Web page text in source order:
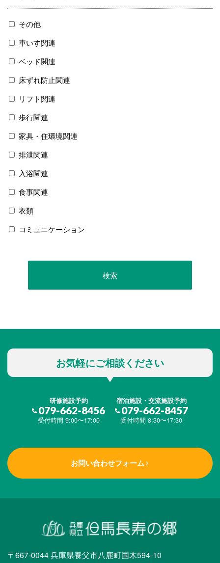
その他
車いす関連
ベッド関連
床ずれ防止関連
リフト関連
歩行関連
家具・住環境関連
排泄関連
入浴関連
食事関連
衣類
コミュニケーション
お気軽にご相談ください
研修施設予約
079-662-8456
受付時間 9:00〜17:00
宿泊施設・交流施設予約
079-662-8457
受付時間 8:30〜17:30
お問い合わせフォーム
〒667-0044 兵庫県養父市八鹿町国木594-10